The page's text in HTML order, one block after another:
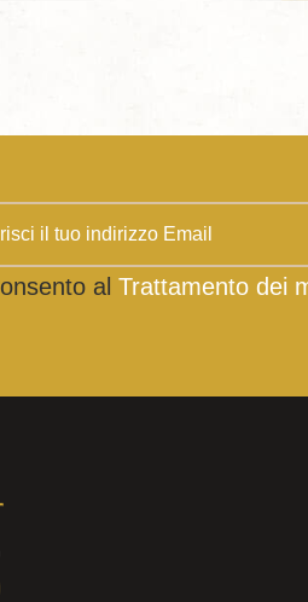
al Trattamento dei